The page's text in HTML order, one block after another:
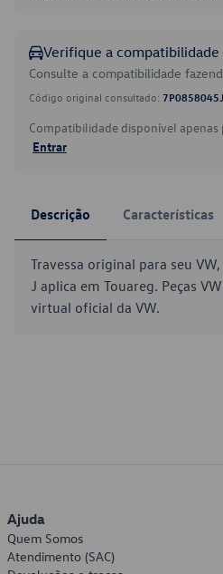
Verifique a compatibilidade
Consulte a compatibilidade
Código original consultado: 7P0858045J
Compatibilidade disponível
Entrar
Descrição Características
Travessa original para seu
J aplica em Touareg. Peças
virtual oficial da VW.
Ajuda
Quem Somos
Atendimento (SAC)